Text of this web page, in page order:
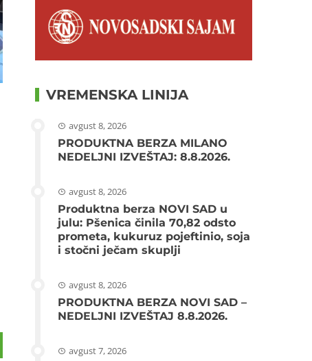
VREMENSKA LINIJA
avgust 8, 2026
PRODUKTNA BERZA MILANO
NEDELJNI IZVEŠTAJ: 8.8.2026.
avgust 8, 2026
Produktna berza NOVI SAD u
julu: Pšenica činila 70,82 odsto
prometa, kukuruz pojeftinio, soja
i stočni ječam skuplji
avgust 8, 2026
PRODUKTNA BERZA NOVI SAD –
NEDELJNI IZVEŠTAJ 8.8.2026.
avgust 7, 2026